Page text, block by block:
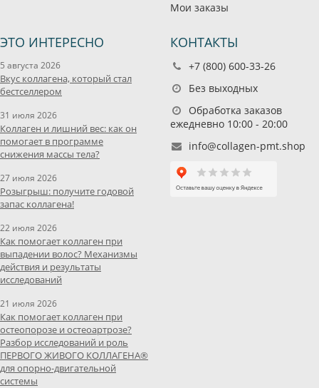
Мои заказы
ЭТО ИНТЕРЕСНО
5 августа 2026
Вкус коллагена, который стал
бестселлером
31 июля 2026
Коллаген и лишний вес: как он
помогает в программе
снижения массы тела?
27 июля 2026
Розыгрыш: получите годовой
запас коллагена!
22 июля 2026
Как помогает коллаген при
выпадении волос? Механизмы
действия и результаты
исследований
21 июля 2026
Как помогает коллаген при
остеопорозе и остеоартрозе?
Разбор исследований и роль
ПЕРВОГО ЖИВОГО КОЛЛАГЕНА®
для опорно-двигательной
системы
КОНТАКТЫ
+7 (800) 600-33-26
Без выходных
Обработка заказов
ежедневно 10:00 - 20:00
info@collagen-pmt.shop